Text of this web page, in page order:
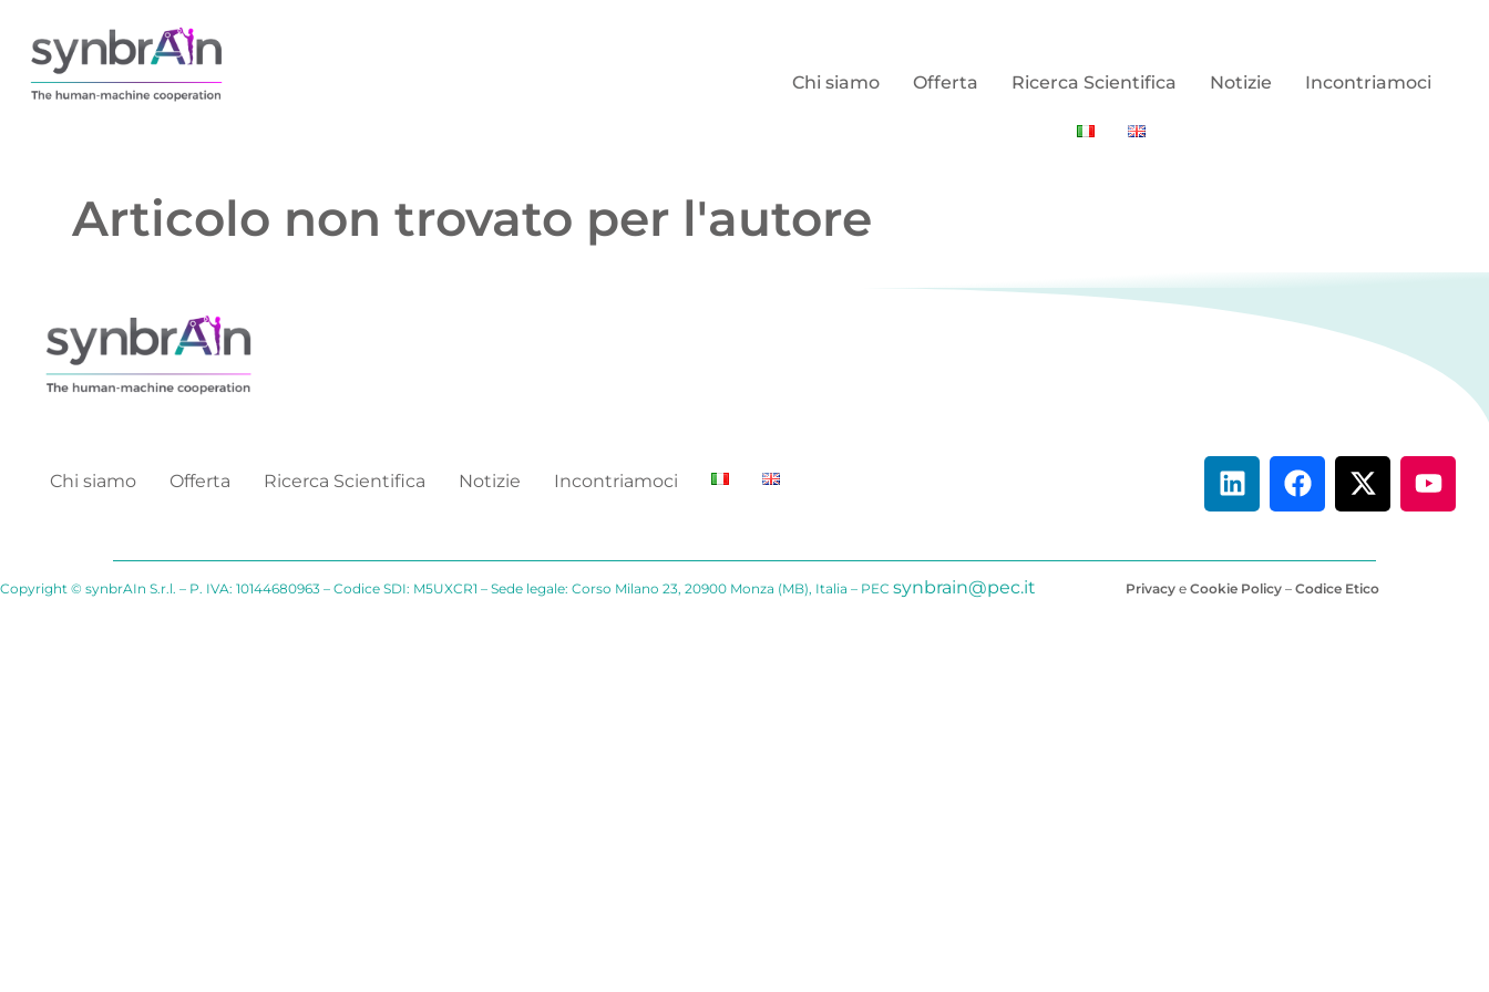
Chi siamo Offerta Ricerca Scientifica Notizie Incontriamoci
Articolo non trovato per l'autore
Chi siamo Offerta Ricerca Scientifica Notizie Incontriamoci
Copyright © synbrAIn S.r.l. – P. IVA: 10144680963 – Codice SDI: M5UXCR1 – Sede legale: Corso Milano 23, 20900 Monza (MB), Italia – PEC synbrain@pec.it Privacy e Cookie Policy – Codice Etico